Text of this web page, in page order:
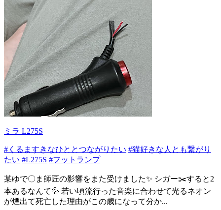
ミラ L275S
#くるますきなひととつながりたい #猫好きな人とも繋がり
たい #L275S #フットランプ
某ゆで〇ま師匠の影響をまた受けました✨️ シガー✂️すると2
本あるなんて💦 若い頃流行った音楽に合わせて光るネオン
が煙出て死亡した理由がこの歳になって分か...